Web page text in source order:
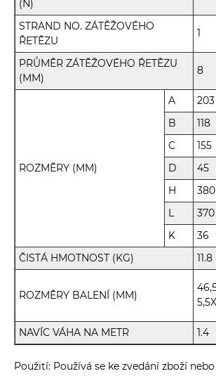
(N)
STRAND NO. ZÁTĚŽOVÉHO
ŘETĚZU
1
PRŮMĚR ZÁTĚŽOVÉHO ŘETĚZU
(MM)
8
ROZMĚRY (MM)
A 203
B
118
C
155
D
45
H
380
L
370
K
36
ČISTÁ HMOTNOST (KG)
11.8
ROZMĚRY BALENÍ (MM)
NAVÍC VÁHA NA METR
1.4
Použití: Používá se ke zvedání zboží